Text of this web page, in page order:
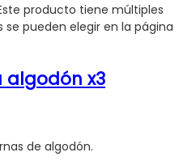
producto tiene múltiples
se pueden elegir en la página
algodón x3
de algodón.